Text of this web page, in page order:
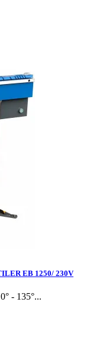
EB 1250/ 230V
- 135°...